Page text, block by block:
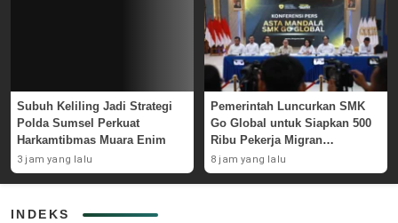
Subuh Keliling Jadi Strategi
Polda Sumsel Perkuat
Harkamtibmas Muara Enim
3 jam yang lalu
Pemerintah Luncurkan SMK
Go Global untuk Siapkan 500
Ribu Pekerja Migran
Kompeten
8 jam yang lalu
INDEKS